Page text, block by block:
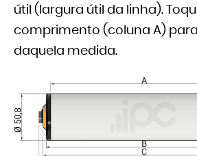
útil (largura útil da linha).
comprimento (coluna A)
daquela medida.